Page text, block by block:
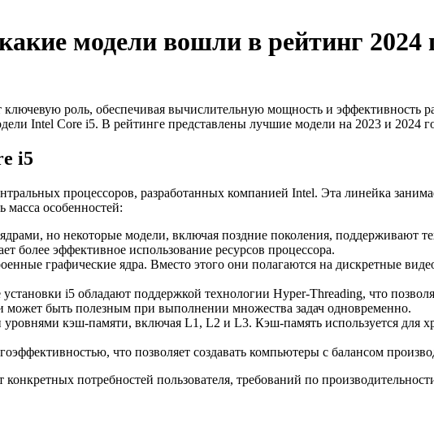
модели вошли в рейтинг 2024
роль, обеспечивая вычислительную мощность и эффективность
Intel Core i5. В рейтинге представлены лучшие модели на 2023 и 2024
i5
процессоров, разработанных компанией Intel. Эта линейка
масса особенностей:
но некоторые модели, включая поздние поколения, поддерживают
более эффективное использование ресурсов процессора.
графические ядра. Вместо этого они полагаются на дискретные
i5 обладают поддержкой технологии Hyper-Threading, что
может быть полезным при выполнении множества задач одновременно.
кэш-памяти, включая L1, L2 и L3. Кэш-память используется для
что позволяет создавать компьютеры с балансом
потребностей пользователя, требований по